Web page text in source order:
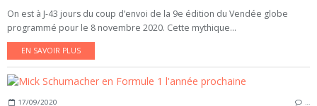
On est à J-43 jours du coup d’envoi de la 9e édition du Vendée globe
programmé pour le 8 novembre 2020. Cette mythique...
EN SAVOIR PLUS
17/09/2020